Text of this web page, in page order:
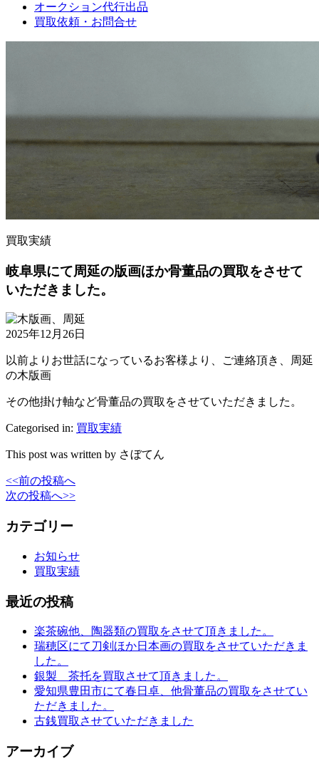
オークション代行出品
買取依頼・お問合せ
買取実績
岐阜県にて周延の版画ほか骨董品の買取をさせて
いただきました。
2025年12月26日
以前よりお世話になっているお客様より、ご連絡頂き、周延
の木版画
その他掛け軸など骨董品の買取をさせていただきました。
Categorised in: 買取実績
This post was written by さぼてん
<<前の投稿へ
次の投稿へ>>
カテゴリー
お知らせ
買取実績
最近の投稿
楽茶碗他、陶器類の買取をさせて頂きました。
瑞穂区にて刀剣ほか日本画の買取をさせていただきま
した。
銀製 茶托を買取させて頂きました。
愛知県豊田市にて春日卓、他骨董品の買取をさせてい
ただきました。
古銭買取させていただきました
アーカイブ